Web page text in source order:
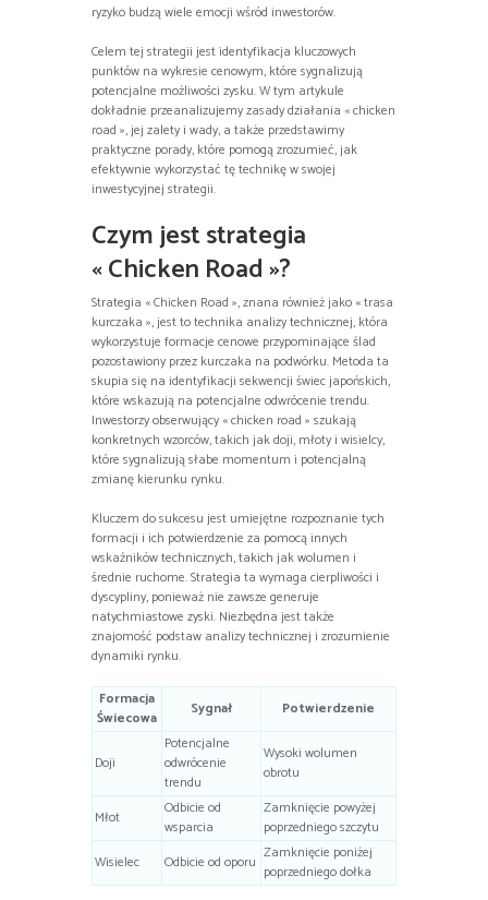
ryzyko budzą wiele emocji wśród inwestorów.
Celem tej strategii jest identyfikacja kluczowych
punktów na wykresie cenowym, które sygnalizują
potencjalne możliwości zysku. W tym artykule
dokładnie przeanalizujemy zasady działania « chicken
road », jej zalety i wady, a także przedstawimy
praktyczne porady, które pomogą zrozumieć, jak
efektywnie wykorzystać tę technikę w swojej
inwestycyjnej strategii.
Czym jest strategia
« Chicken Road »?
Strategia « Chicken Road », znana również jako « trasa
kurczaka », jest to technika analizy technicznej, która
wykorzystuje formacje cenowe przypominające ślad
pozostawiony przez kurczaka na podwórku. Metoda ta
skupia się na identyfikacji sekwencji świec japońskich,
które wskazują na potencjalne odwrócenie trendu.
Inwestorzy obserwujący « chicken road » szukają
konkretnych wzorców, takich jak doji, młoty i wisielcy,
które sygnalizują słabe momentum i potencjalną
zmianę kierunku rynku.
Kluczem do sukcesu jest umiejętne rozpoznanie tych
formacji i ich potwierdzenie za pomocą innych
wskaźników technicznych, takich jak wolumen i
średnie ruchome. Strategia ta wymaga cierpliwości i
dyscypliny, ponieważ nie zawsze generuje
natychmiastowe zyski. Niezbędna jest także
znajomość podstaw analizy technicznej i zrozumienie
dynamiki rynku.
Formacja
Świecowa
Sygnał Potwierdzenie
Doji
Potencjalne
odwrócenie
trendu
Wysoki wolumen
obrotu
Młot
Odbicie od
wsparcia
Zamknięcie powyżej
poprzedniego szczytu
Wisielec
Odbicie od oporu Zamknięcie poniżej
poprzedniego dołka